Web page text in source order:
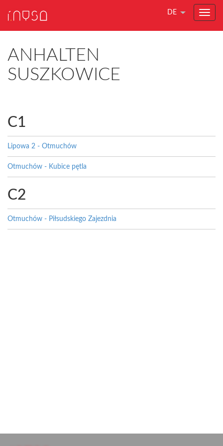
DE
ANHALTEN
SUSZKOWICE
C1
Lipowa 2 - Otmuchów
Otmuchów - Kubice pętla
C2
Otmuchów - Piłsudskiego Zajezdnia